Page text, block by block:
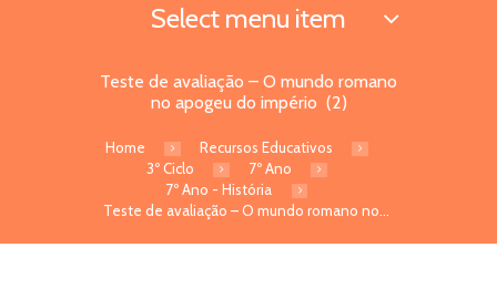
Select menu item
Teste de avaliação – O mundo romano
no apogeu do império (2)
Home
Recursos Educativos
3º Ciclo
7º Ano
7º Ano - História
Teste de avaliação – O mundo romano no...